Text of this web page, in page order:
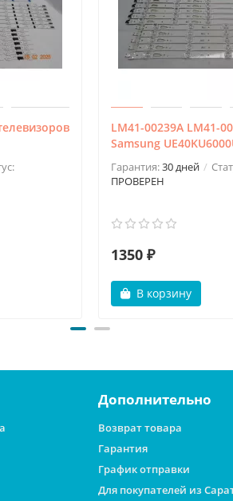
LM41-00239A LM41-
Samsung
Гарантия:30 дней
ПРОВЕРЕН
1350 ₽
В корзину
Дополнительно
Возврат товара
Гарантия
График отправки
Для покупателей из